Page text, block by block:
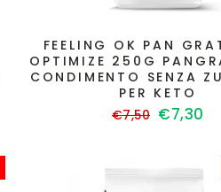
FEELING OK PAN
OPTIMIZE 250G
CONDIMENTO SENZA
PER KETO
Prezzo
€7,50 Prezzo
€7,30